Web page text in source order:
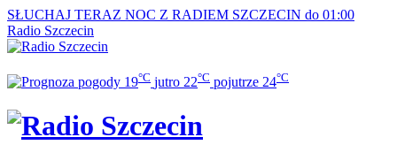
SŁUCHAJ TERAZ NOC Z RADIEM SZCZECIN do 01:00
Radio Szczecin
19°C jutro 22°C pojutrze 24°C